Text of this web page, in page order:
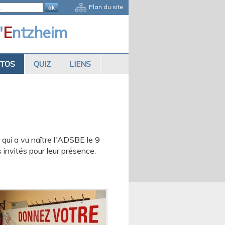
Plan du site
Entzheim
QUIZ LIENS
a vu naître l'ADSBE le 9
pour leur présence.